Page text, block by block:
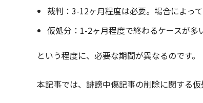
裁判：3-12ヶ月程度は必要。場合によって
仮処分：1-2ヶ月程度で終わるケースが多
という程度に、必要な期間が異なるのです。
本記事では、誹謗中傷記事の削除に関する仮